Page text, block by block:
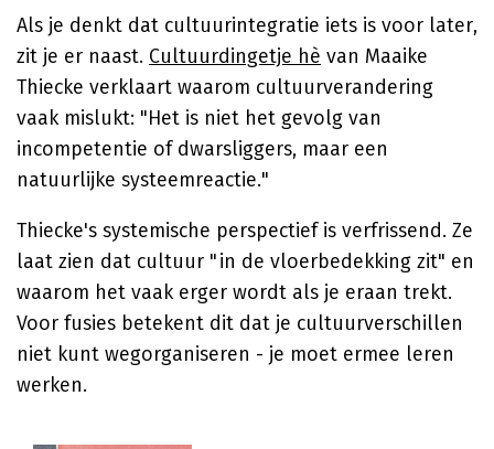
Als je denkt dat cultuurintegratie iets is voor later,
zit je er naast. Cultuurdingetje hè van Maaike
Thiecke verklaart waarom cultuurverandering
vaak mislukt: "Het is niet het gevolg van
incompetentie of dwarsliggers, maar een
natuurlijke systeemreactie."
Thiecke's systemische perspectief is verfrissend. Ze
laat zien dat cultuur "in de vloerbedekking zit" en
waarom het vaak erger wordt als je eraan trekt.
Voor fusies betekent dit dat je cultuurverschillen
niet kunt wegorganiseren - je moet ermee leren
werken.